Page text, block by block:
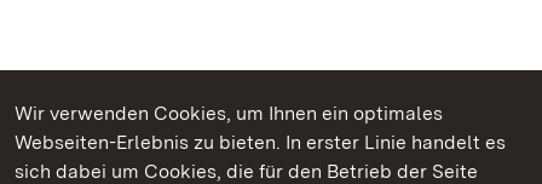
Wir verwenden Cookies, um Ihnen ein optimales
Webseiten-Erlebnis zu bieten. In erster Linie handelt es
sich dabei um Cookies, die für den Betrieb der Seite
Kommen. Staunen. Genießen.